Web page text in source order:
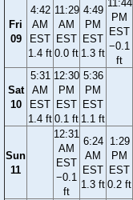
Fri
09
4:42
AM
EST
1.4 ft
11:29
AM
EST
0.0 ft
4:49
PM
EST
1.3 ft
11:44
PM
EST
−0.1
ft
Sat
10
5:31
AM
EST
1.4 ft
12:30
PM
EST
0.1 ft
5:36
PM
EST
1.1 ft
Sun
11
12:31
AM
EST
−0.1
ft
6:24
AM
EST
1.3 ft
1:29
PM
EST
0.2 ft